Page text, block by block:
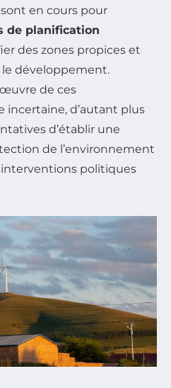
en cours pour
de planification
des zones propices et
le développement.
de ces
d’autant plus
d’établir une
de l’environnement
politiques